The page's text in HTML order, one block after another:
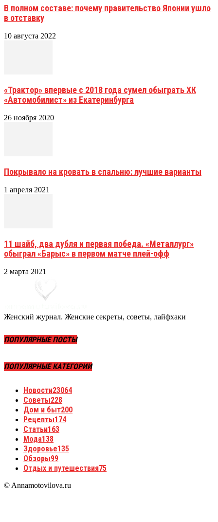
В полном составе: почему правительство Японии ушло
в отставку
10 августа 2022
«Трактор» впервые с 2018 года сумел обыграть ХК
«Автомобилист» из Екатеринбурга
26 ноября 2020
Покрывало на кровать в спальню: лучшие варианты
1 апреля 2021
11 шайб, два дубля и первая победа. «Металлург»
обыграл «Барыс» в первом матче плей-офф
2 марта 2021
Женский журнал. Женские секреты, советы, лайфхаки
ПОПУЛЯРНЫЕ ПОСТЫ
ПОПУЛЯРНЫЕ КАТЕГОРИИ
Новости23064
Советы228
Дом и быт200
Рецепты174
Статьи163
Мода138
Здоровье135
Обзоры99
Отдых и путешествия75
© Annamotovilova.ru